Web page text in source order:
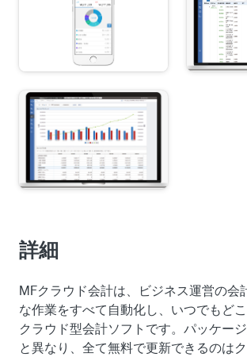
詳細
MFクラウド会計は、ビジネス運営の会
な作業をすべて自動化し、いつでもど
クラウド型会計ソフトです。パッケー
と異なり、全て無料で更新できるのは